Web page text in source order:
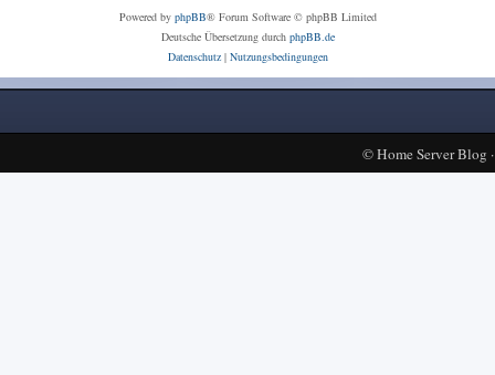
Powered by phpBB® Forum Software © phpBB Limited
Deutsche Übersetzung durch phpBB.de
Datenschutz| Nutzungsbedingungen
©Home Server Blog